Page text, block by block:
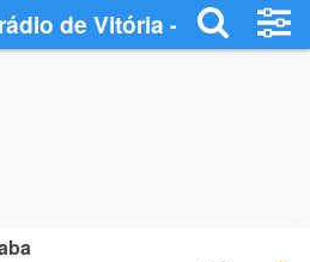
de Vitória - Ouça